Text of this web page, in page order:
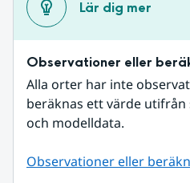
Lär dig mer
Observationer eller
Alla orter har inte
beräknas ett värde
och modelldata.
Observationer eller